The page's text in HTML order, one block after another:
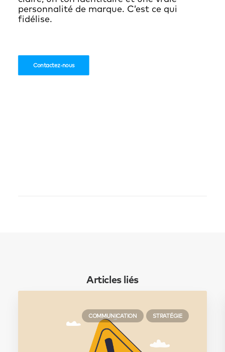
personnalité de marque. C’est ce qui
fidélise.
Contactez-nous
Articles liés
COMMUNICATION STRATÉGIE